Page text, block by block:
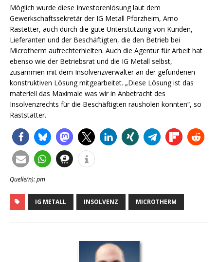
Möglich wurde diese Investorenlösung laut dem
Gewerkschaftssekretär der IG Metall Pforzheim, Arno
Rastetter, auch durch die gute Unterstützung von Kunden,
Lieferanten und der Beschäftigten, die den Betrieb bei
Microtherm aufrechterhielten. Auch die Agentur für Arbeit hat
ebenso wie der Betriebsrat und die IG Metall selbst,
zusammen mit dem Insolvenzverwalter an der gefundenen
konstruktiven Lösung mitgearbeitet. „Diese Lösung ist das
materiell das Maximale was wir in Anbetracht des
Insolvenzrechts für die Beschäftigten rausholen konnten“, so
Raststätter.
Quelle(n): pm
IG METALL INSOLVENZ MICROTHERM